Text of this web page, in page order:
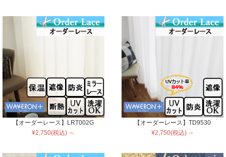
【オーダーレース】LRT002G
¥2,750(税込) ～
【オーダーレース】TD9530
¥2,750(税込) ～